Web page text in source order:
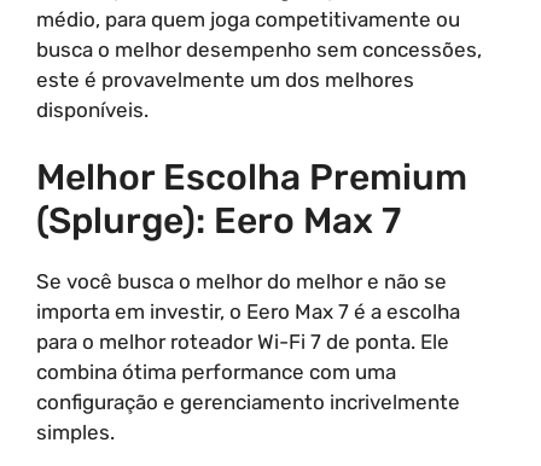
médio, para quem joga competitivamente ou
busca o melhor desempenho sem concessões,
este é provavelmente um dos melhores
disponíveis.
Melhor Escolha Premium
(Splurge): Eero Max 7
Se você busca o melhor do melhor e não se
importa em investir, o Eero Max 7 é a escolha
para o melhor roteador Wi-Fi 7 de ponta. Ele
combina ótima performance com uma
configuração e gerenciamento incrivelmente
simples.